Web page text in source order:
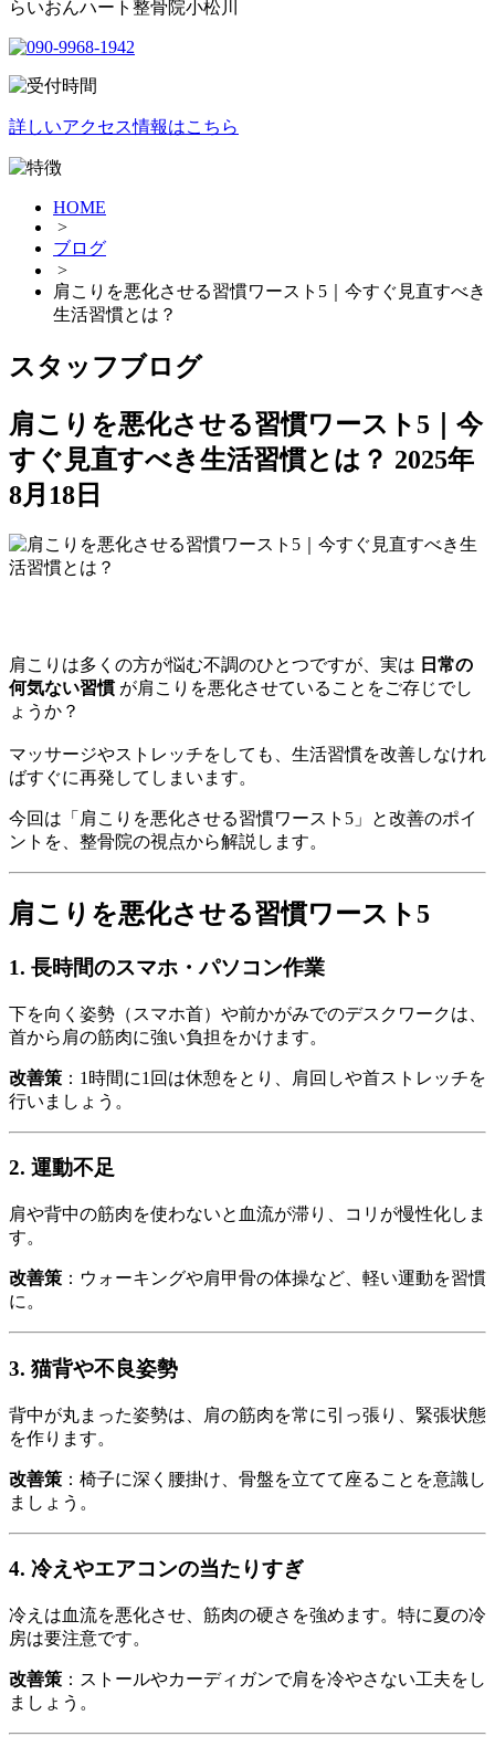
らいおんハート整骨院小松川
詳しいアクセス情報はこちら
HOME
>
ブログ
>
肩こりを悪化させる習慣ワースト5｜今すぐ見直すべき
生活習慣とは？
スタッフブログ
肩こりを悪化させる習慣ワースト5｜今
すぐ見直すべき生活習慣とは？ 2025年
8月18日
肩こりは多くの方が悩む不調のひとつですが、実は 日常の
何気ない習慣が肩こりを悪化させていることをご存じでし
ょうか？
マッサージやストレッチをしても、生活習慣を改善しなけれ
ばすぐに再発してしまいます。
今回は「肩こりを悪化させる習慣ワースト5」と改善のポイ
ントを、整骨院の視点から解説します。
肩こりを悪化させる習慣ワースト5
1. 長時間のスマホ・パソコン作業
下を向く姿勢（スマホ首）や前かがみでのデスクワークは、
首から肩の筋肉に強い負担をかけます。
改善策 ：1時間に1回は休憩をとり、肩回しや首ストレッチを
行いましょう。
2. 運動不足
肩や背中の筋肉を使わないと血流が滞り、コリが慢性化しま
す。
改善策 ：ウォーキングや肩甲骨の体操など、軽い運動を習慣
に。
3. 猫背や不良姿勢
背中が丸まった姿勢は、肩の筋肉を常に引っ張り、緊張状態
を作ります。
改善策 ：椅子に深く腰掛け、骨盤を立てて座ることを意識し
ましょう。
4. 冷えやエアコンの当たりすぎ
冷えは血流を悪化させ、筋肉の硬さを強めます。特に夏の冷
房は要注意です。
改善策 ：ストールやカーディガンで肩を冷やさない工夫をし
ましょう。